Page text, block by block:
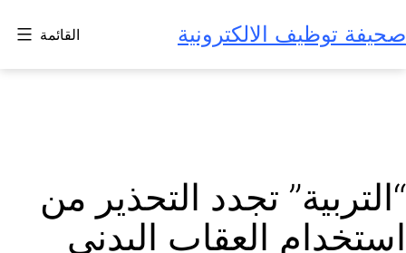
إلى
المحتوى
صحيفة توظيف الالكترونية القائمة
“التربية” تجدد التحذير من
استخدام العقاب البدني